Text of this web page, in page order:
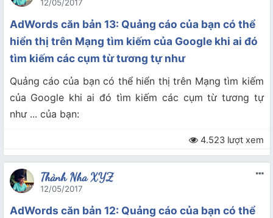
12/05/2017
AdWords căn bản 13: Quảng cáo của bạn có thể
hiển thị trên Mạng tìm kiếm của Google khi ai đó
tìm kiếm các cụm từ tương tự như
Quảng cáo của bạn có thể hiển thị trên Mạng tìm kiếm
của Google khi ai đó tìm kiếm các cụm từ tương tự
như ... của bạn:
4.523 lượt xem
Thành Nha XYZ
12/05/2017
AdWords căn bản 12: Quảng cáo của bạn có thể